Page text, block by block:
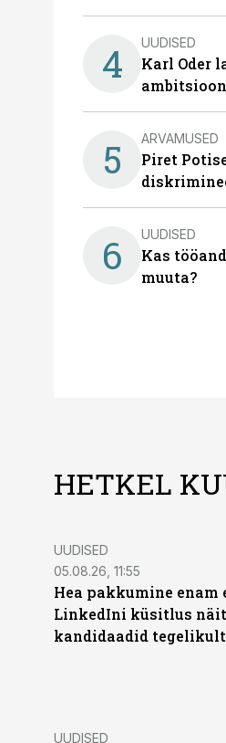
4 UUDISED
Karl Oder
ambitsioon
5 ARVAMUSED
Piret
6 UUDISED
Kas
muuta?
HETKEL
UUDISED
05.08.26, 11:55
Hea pakkumine enam
LinkedIni küsitlus
kandidaadid
UUDISED